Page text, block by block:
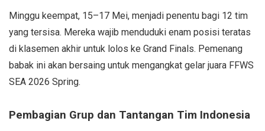
Minggu keempat, 15–17 Mei, menjadi penentu bagi 12 tim
yang tersisa. Mereka wajib menduduki enam posisi teratas
di klasemen akhir untuk lolos ke Grand Finals. Pemenang
babak ini akan bersaing untuk mengangkat gelar juara FFWS
SEA 2026 Spring.
Pembagian Grup dan Tantangan Tim Indonesia